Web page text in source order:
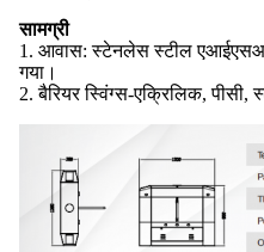
सामग्री
1. आवास: स्टेनलेस स्टील
गया।
2. बैरियर स्विंग्स-एक्रिलिक,